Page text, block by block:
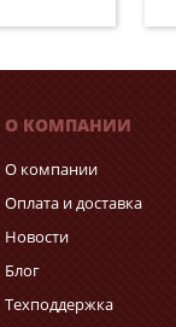
О КОМПАНИИ
О компании
Оплата и доставка
Новости
Блог
Техподдержка